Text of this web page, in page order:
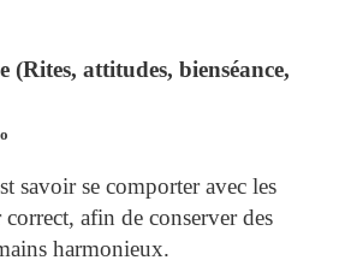
(Rites, attitudes, bienséance,
savoir se comporter avec les
correct, afin de conserver des
harmonieux.